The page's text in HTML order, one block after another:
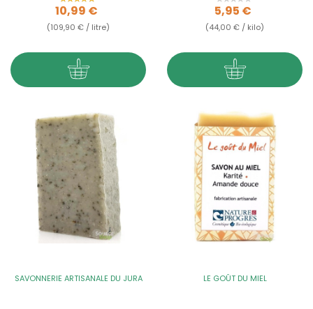
Prix
10,99 €
(109,90 € / litre)
Prix
5,95 €
(44,00 € / kilo)
SAVONNERIE ARTISANALE DU JURA LE GOÛT DU MIEL